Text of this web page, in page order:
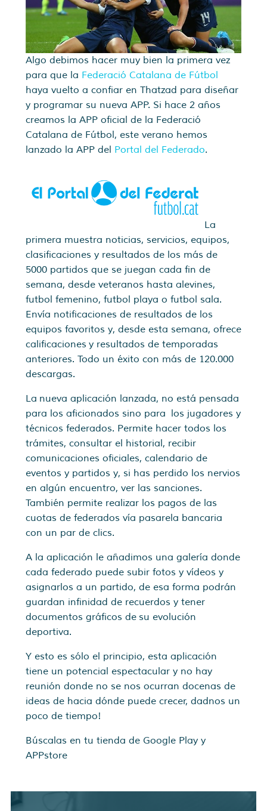
Algo debimos hacer muy bien la primera vez
para que la Federació Catalana de Fútbol
haya vuelto a confiar en Thatzad para diseñar
y programar su nueva APP. Si hace 2 años
creamos la APP oficial de la Federació
Catalana de Fútbol, este verano hemos
lanzado la APP del Portal del Federado.
La
primera muestra noticias, servicios, equipos,
clasificaciones y resultados de los más de
5000 partidos que se juegan cada fin de
semana, desde veteranos hasta alevines,
futbol femenino, futbol playa o futbol sala.
Envía notificaciones de resultados de los
equipos favoritos y, desde esta semana, ofrece
calificaciones y resultados de temporadas
anteriores. Todo un éxito con más de 120.000
descargas.
La nueva aplicación lanzada, no está pensada
para los aficionados sino para los jugadores y
técnicos federados. Permite hacer todos los
trámites, consultar el historial, recibir
comunicaciones oficiales, calendario de
eventos y partidos y, si has perdido los nervios
en algún encuentro, ver las sanciones.
También permite realizar los pagos de las
cuotas de federados vía pasarela bancaria
con un par de clics.
A la aplicación le añadimos una galería donde
cada federado puede subir fotos y vídeos y
asignarlos a un partido, de esa forma podrán
guardan infinidad de recuerdos y tener
documentos gráficos de su evolución
deportiva.
Y esto es sólo el principio, esta aplicación
tiene un potencial espectacular y no hay
reunión donde no se nos ocurran docenas de
ideas de hacia dónde puede crecer, dadnos un
poco de tiempo!
Búscalas en tu tienda de Google Play y
APPstore